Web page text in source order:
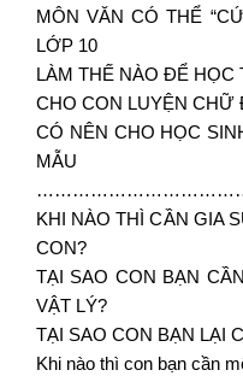
MÔN VĂN CÓ THỂ
LỚP 10
LÀM THẾ NÀO ĐỂ HỌC
CHO CON LUYỆN CHỮ
CÓ NÊN CHO HỌC
MẪU
KHI NÀO THÌ CẦN GIA
CON?
TẠI SAO CON BẠN
VẬT LÝ?
TẠI SAO CON BẠN LẠI
Khi nào thì con bạn cần